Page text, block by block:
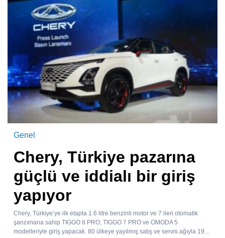
Genel
Chery, Türkiye pazarına
güçlü ve iddialı bir giriş
yapıyor
Chery, Türkiye’ye ilk etapta 1.6 litre benzinli motor ve 7 ileri otomatik
şanzımana sahip TIGGO 8 PRO, TIGGO 7 PRO ve OMODA 5
modelleriyle giriş yapacak. 80 ülkeye yayılmış satış ve servis ağıyla 19...